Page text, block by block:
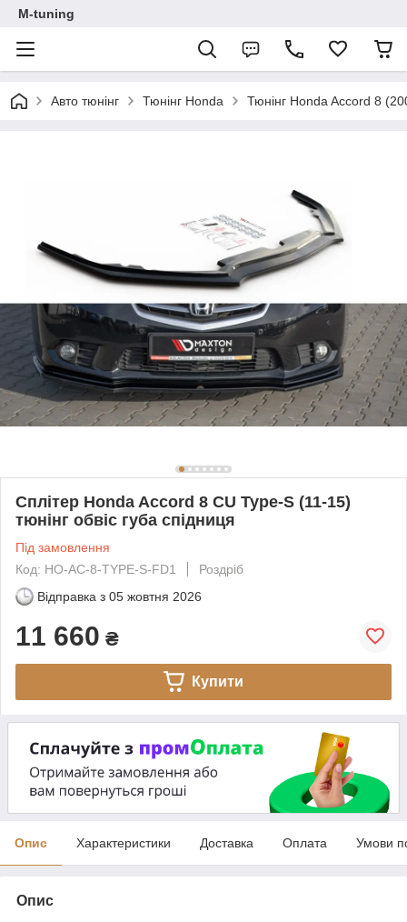
M-tuning
Авто тюнінг Тюнінг Honda Тюнінг Honda Accord 8
Сплітер Honda Accord 8 CU Type-S (11-15)
тюнінг обвіс губа спідниця
Під замовлення
Код: HO-AC-8-TYPE-S-FD1
Роздріб
Відправка з 05 жовтня 2026
11 660 ₴
Купити
Опис Характеристики Доставка Оплата Умови
Опис